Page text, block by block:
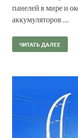
панелей в мире и
аккумуляторов …
ЧИТАТЬ ДАЛЕЕ